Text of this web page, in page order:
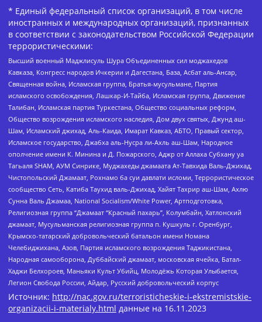
* Единый федеральный список организаций, в том числе
иностранных и международных организаций, признанных
в соответствии с законодательством Российской Федерации
террористическими:
Высший военный Маджлисуль Шура Объединенных сил моджахедов
Кавказа, Конгресс народов Ичкерии и Дагестана, База, Асбат аль-Ансар,
Священная война, Исламская группа, Братья-мусульмане, Партия
исламского освобождения, Лашкар-И-Тайба, Исламская группа, Движение
Талибан, Исламская партия Туркестана, Общество социальных реформ,
Общество возрождения исламского наследия, Дом двух святых, Джунд аш-
Шам, Исламский джихад, Аль-Каида, Имарат Кавказ, АБТО, Правый сектор,
Исламское государство, Джабха аль-Нусра ли-Ахль аш-Шам, Народное
ополчение имени К. Минина и Д. Пожарского, Аджр от Аллаха Субхану уа
Тагьаля SHAM, АУМ Синрике, Муджахеды джамаата Ат-Тавхида Валь-Джихад,
Чистопольский Джамаат, Рохнамо ба суи давлати исломи, Террористическое
сообщество Сеть, Катиба Таухид валь-Джихад, Хайят Тахрир аш-Шам, Ахлю
Сунна Валь Джамаа, National Socialism/White Power, Артподготовка,
Религиозная группа “Джамаат “Красный пахарь”, Колумбайн, Хатлонский
джамаат, Мусульманская религиозная группа п. Кушкуль г. Оренбург,
Крымско-татарский добровольческий батальон имени Номана
Челебиджихана, Азов, Партия исламского возрождения Таджикистана,
Народная самооборона, Дуббайский джамаат, московская ячейка, Батал-
Хаджи Белхороев, Маньяки Культ Убийц, Молодёжь Которая Улыбается,
Легион Свобода России, Айдар, Русский добровольческий корпус
Источник: http://nac.gov.ru/terroristicheskie-i-ekstremistskie-
organizacii-i-materialy.html данные на 16.11.2023